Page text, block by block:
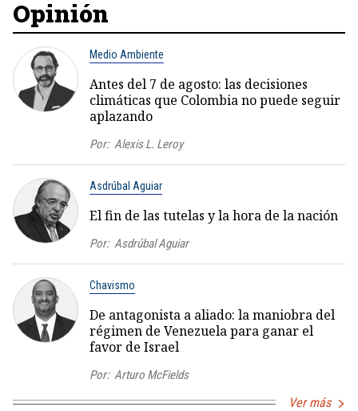
Opinión
Medio Ambiente
Antes del 7 de agosto: las decisiones
climáticas que Colombia no puede seguir
aplazando
Por: Alexis L. Leroy
Asdrúbal Aguiar
El fin de las tutelas y la hora de la nación
Por: Asdrúbal Aguiar
Chavismo
De antagonista a aliado: la maniobra del
régimen de Venezuela para ganar el
favor de Israel
Por: Arturo McFields
Ver más